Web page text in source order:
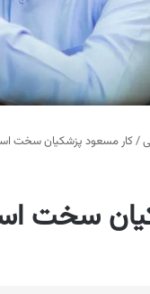
/کار مسعود پزشکیان سخت
سخت